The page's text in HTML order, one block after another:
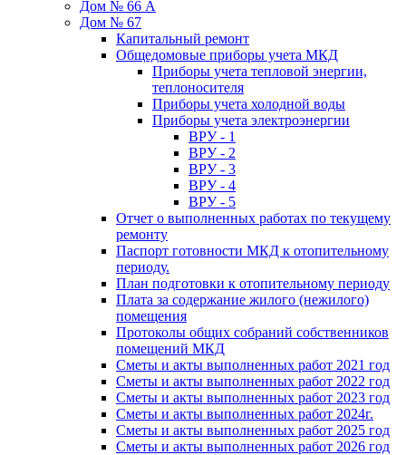
Дом № 66 А
Дом № 67
Капитальный ремонт
Общедомовые приборы учета МКД
Приборы учета тепловой энергии,
теплоносителя
Приборы учета холодной воды
Приборы учета электроэнергии
ВРУ - 1
ВРУ - 2
ВРУ - 3
ВРУ - 4
ВРУ - 5
Отчет о выполненных работах по текущему
ремонту
Паспорт готовности МКД к отопительному
периоду.
План подготовки к отопительному периоду
Плата за содержание жилого (нежилого)
помещения
Протоколы общих собраний собственников
помещений МКД
Сметы и акты выполненных работ 2021 год
Сметы и акты выполненных работ 2022 год
Сметы и акты выполненных работ 2023 год
Сметы и акты выполненных работ 2024г.
Сметы и акты выполненных работ 2025 год
Сметы и акты выполненных работ 2026 год